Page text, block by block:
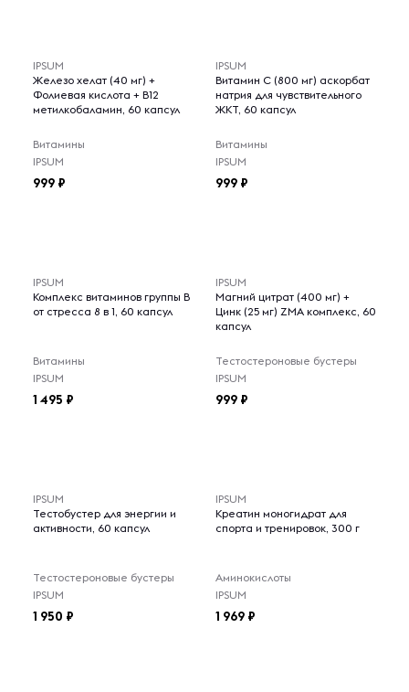
IPSUM
Железо хелат (40 мг) +
Фолиевая кислота + B12
метилкобаламин, 60 капсул
Витамины
IPSUM
999
IPSUM
Витамин С (800 мг) аскорбат
натрия для чувствительного
ЖКТ, 60 капсул
Витамины
IPSUM
999
IPSUM
Комплекс витаминов группы B
от стресса 8 в 1, 60 капсул
Витамины
IPSUM
1 495
IPSUM
Магний цитрат (400 мг) +
Цинк (25 мг) ZMA комплекс, 60
капсул
Тестостероновые бустеры
IPSUM
999
IPSUM
Тестобустер для энергии и
активности, 60 капсул
Тестостероновые бустеры
IPSUM
1 950
IPSUM
Креатин моногидрат для
спорта и тренировок, 300 г
Аминокислоты
IPSUM
1 969